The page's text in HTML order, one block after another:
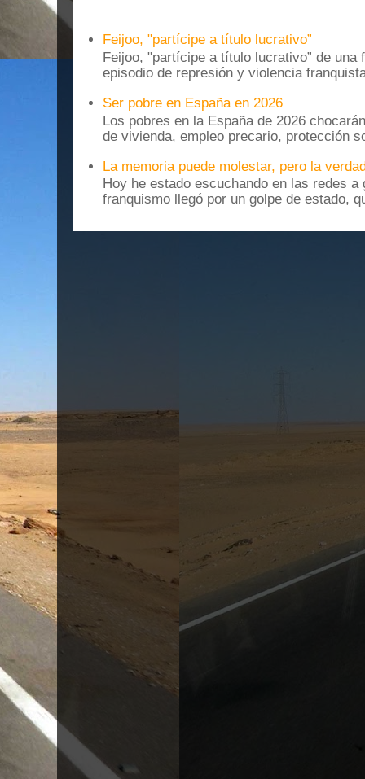
Feijoo, "partícipe a título lucrativo”
Feijoo, "partícipe a título lucrativo” de una
episodio de represión y violencia
Ser pobre en España en 2026
Los pobres en la España de 2026
de vivienda, empleo precario, protección
La memoria puede molestar, pero la
Hoy he estado escuchando en las redes
franquismo llegó por un golpe de estado,